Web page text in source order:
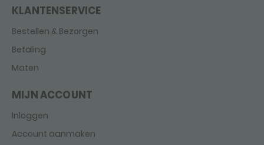
KLANTENSERVICE
Bestellen & Bezorgen
Betaling
Maten
MIJN ACCOUNT
Inloggen
Account aanmaken